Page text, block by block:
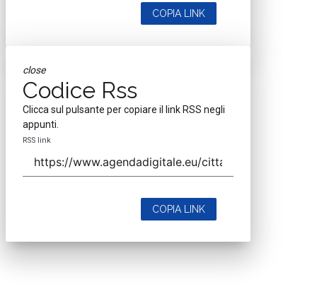
COPIA LINK
close
Codice Rss
Clicca sul pulsante per copiare il link RSS negli
appunti.
RSS link
COPIA LINK